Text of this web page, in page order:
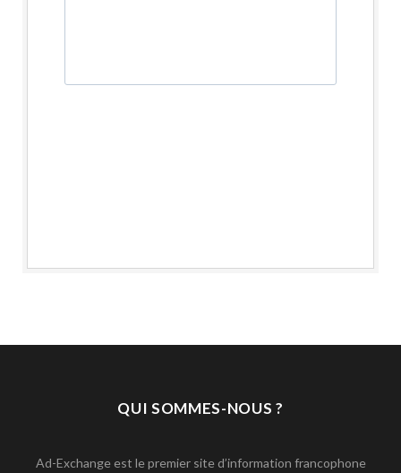
QUI SOMMES-NOUS ?
Ad-Exchange est le premier site d’information francophone